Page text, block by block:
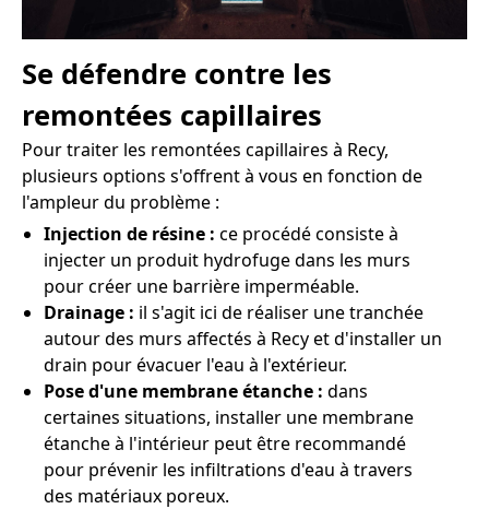
Se défendre contre les
remontées capillaires
Pour traiter les remontées capillaires à Recy,
plusieurs options s'offrent à vous en fonction de
l'ampleur du problème :
Injection de résine : ce procédé consiste à
injecter un produit hydrofuge dans les murs
pour créer une barrière imperméable.
Drainage : il s'agit ici de réaliser une tranchée
autour des murs affectés à Recy et d'installer un
drain pour évacuer l'eau à l'extérieur.
Pose d'une membrane étanche : dans
certaines situations, installer une membrane
étanche à l'intérieur peut être recommandé
pour prévenir les infiltrations d'eau à travers
des matériaux poreux.